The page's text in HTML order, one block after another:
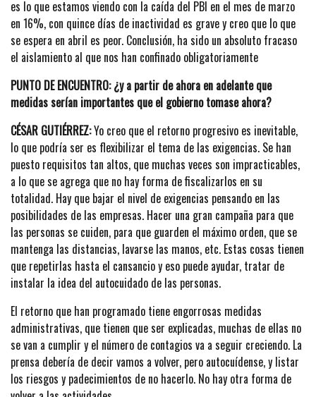
es lo que estamos viendo con la caída del PBI en el mes de marzo
en 16%, con quince días de inactividad es grave y creo que lo que
se espera en abril es peor. Conclusión, ha sido un absoluto fracaso
el aislamiento al que nos han confinado obligatoriamente
PUNTO DE ENCUENTRO: ¿y a partir de ahora en adelante que
medidas serían importantes que el gobierno tomase ahora?
CÉSAR GUTIÉRREZ:Yo creo que el retorno progresivo es inevitable,
lo que podría ser es flexibilizar el tema de las exigencias. Se han
puesto requisitos tan altos, que muchas veces son impracticables,
a lo que se agrega que no hay forma de fiscalizarlos en su
totalidad. Hay que bajar el nivel de exigencias pensando en las
posibilidades de las empresas. Hacer una gran campaña para que
las personas se cuiden, para que guarden el máximo orden, que se
mantenga las distancias, lavarse las manos, etc. Estas cosas tienen
que repetirlas hasta el cansancio y eso puede ayudar, tratar de
instalar la idea del autocuidado de las personas.
El retorno que han programado tiene engorrosas medidas
administrativas, que tienen que ser explicadas, muchas de ellas no
se van a cumplir y el número de contagios va a seguir creciendo. La
prensa debería de decir vamos a volver, pero autocuídense, y listar
los riesgos y padecimientos de no hacerlo. No hay otra forma de